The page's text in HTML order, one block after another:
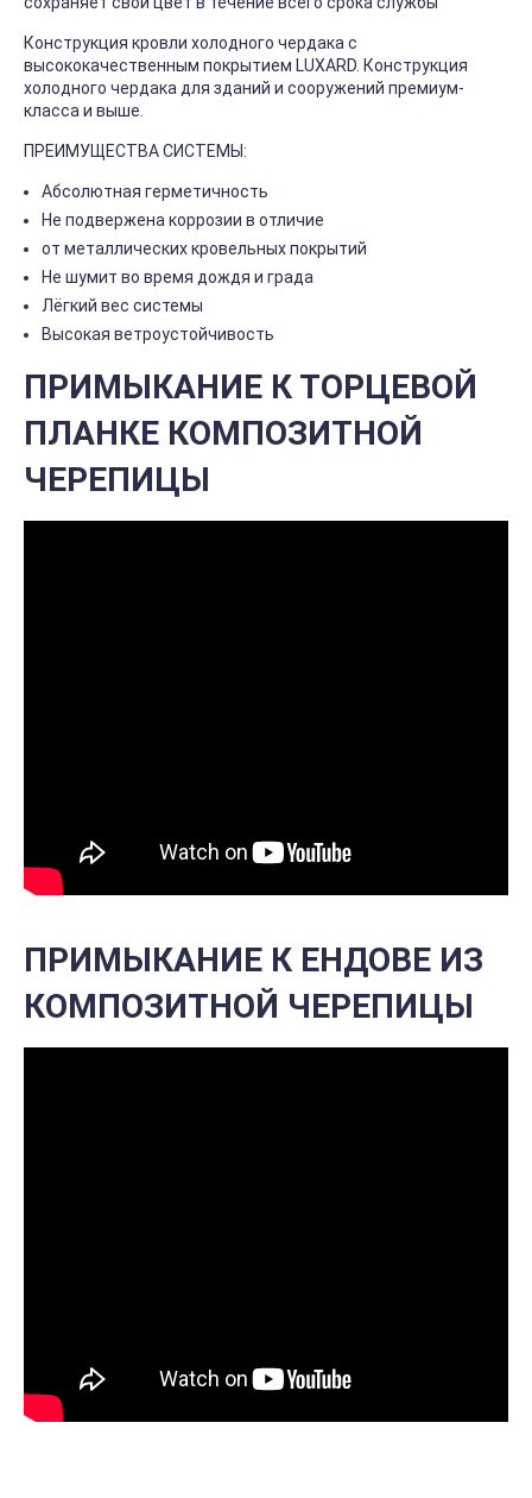
Конструкция кровли холодного чердака с
высококачественным покрытием LUXARD. Конструкция
холодного чердака для зданий и сооружений премиум-
класса и выше.
ПРЕИМУЩЕСТВА СИСТЕМЫ:
Абсолютная герметичность
Не подвержена коррозии в отличие
от металлических кровельных покрытий
Не шумит во время дождя и града
Лёгкий вес системы
Высокая ветроустойчивость
ПРИМЫКАНИЕ К ТОРЦЕВОЙ
ПЛАНКЕ КОМПОЗИТНОЙ
ЧЕРЕПИЦЫ
ПРИМЫКАНИЕ К ЕНДОВЕ ИЗ
КОМПОЗИТНОЙ ЧЕРЕПИЦЫ